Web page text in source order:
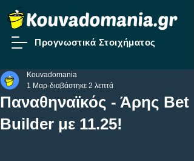
Προγνωστικά Στοιχήματος
Παναθηναϊκός - Άρης Bet
Builder με 11.25!
Kouvadomania
1 Μαρ διαβάστηκε 2 λεπτά